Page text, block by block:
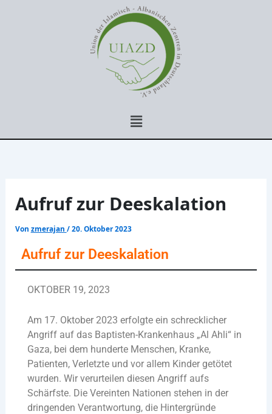
Menü
Aufruf zur Deeskalation
Von zmerajan /20. Oktober 2023
Aufruf zur Deeskalation
OKTOBER 19, 2023
Am 17. Oktober 2023 erfolgte ein schrecklicher
Angriff auf das Baptisten-Krankenhaus „Al Ahli“ in
Gaza, bei dem hunderte Menschen, Kranke,
Patienten, Verletzte und vor allem Kinder getötet
wurden. Wir verurteilen diesen Angriff aufs
Schärfste. Die Vereinten Nationen stehen in der
dringenden Verantwortung, die Hintergründe